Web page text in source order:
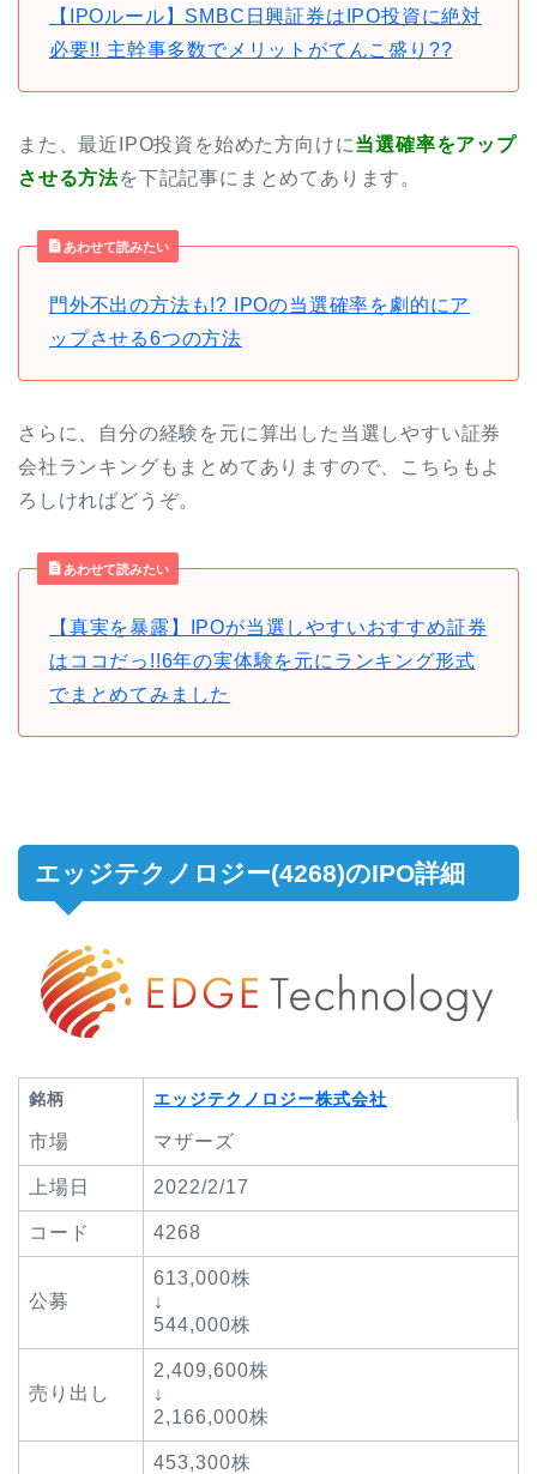
【IPOルール】SMBC日興証券はIPO投資に絶対
必要!! 主幹事多数でメリットがてんこ盛り??
また、最近IPO投資を始めた方向けに当選確率をアップ
させる方法を下記記事にまとめてあります。
あわせて読みたい
門外不出の方法も!? IPOの当選確率を劇的にア
ップさせる6つの方法
さらに、自分の経験を元に算出した当選しやすい証券
会社ランキングもまとめてありますので、こちらもよ
ろしければどうぞ。
あわせて読みたい
【真実を暴露】IPOが当選しやすいおすすめ証券
はココだっ!!6年の実体験を元にランキング形式
でまとめてみました
エッジテクノロジー(4268)のIPO詳細
銘柄 エッジテクノロジー株式会社
市場 マザーズ
上場日 2022/2/17
コード 4268
公募
613,000株
↓
544,000株
売り出し
2,409,600株
↓
2,166,000株
453,300株